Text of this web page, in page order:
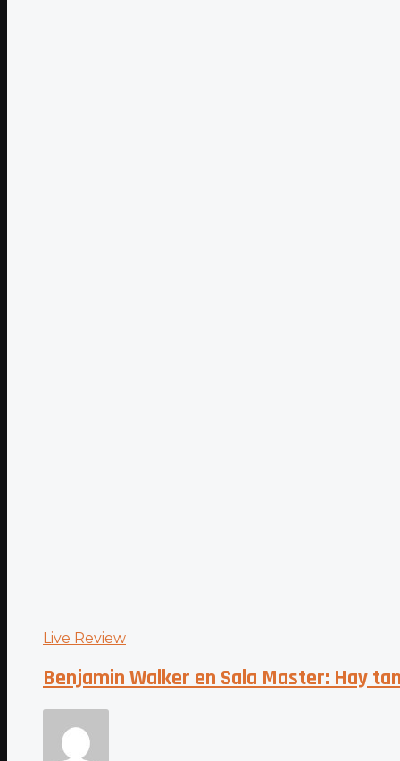
Live Review
Benjamin Walker en Sala Master: Hay